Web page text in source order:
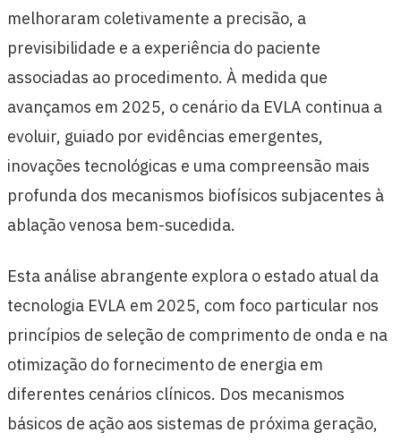
melhoraram coletivamente a precisão, a
previsibilidade e a experiência do paciente
associadas ao procedimento. À medida que
avançamos em 2025, o cenário da EVLA continua a
evoluir, guiado por evidências emergentes,
inovações tecnológicas e uma compreensão mais
profunda dos mecanismos biofísicos subjacentes à
ablação venosa bem-sucedida.
Esta análise abrangente explora o estado atual da
tecnologia EVLA em 2025, com foco particular nos
princípios de seleção de comprimento de onda e na
otimização do fornecimento de energia em
diferentes cenários clínicos. Dos mecanismos
básicos de ação aos sistemas de próxima geração,